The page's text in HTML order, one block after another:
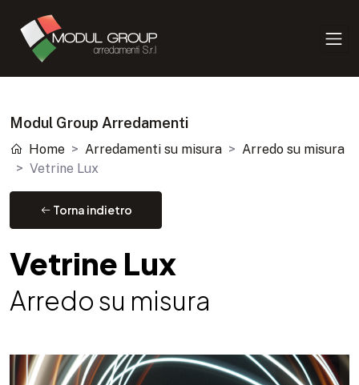
Modul Group Arredamenti
Home Arredamenti su misura
Arredo su misura
Vetrine Lux
Torna indietro
Vetrine Lux
Arredo su misura